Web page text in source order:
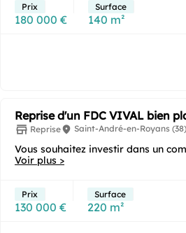
Prix
180 000 €
Surface
140 m²
Reprise d'un FDC VIVAL bien
Reprise Saint-André-en-Royans (38)
Vous souhaitez investir dans un
franchise clé en main sous enseigne
Voir plus >
Prix
130 000 €
Surface
220 m²